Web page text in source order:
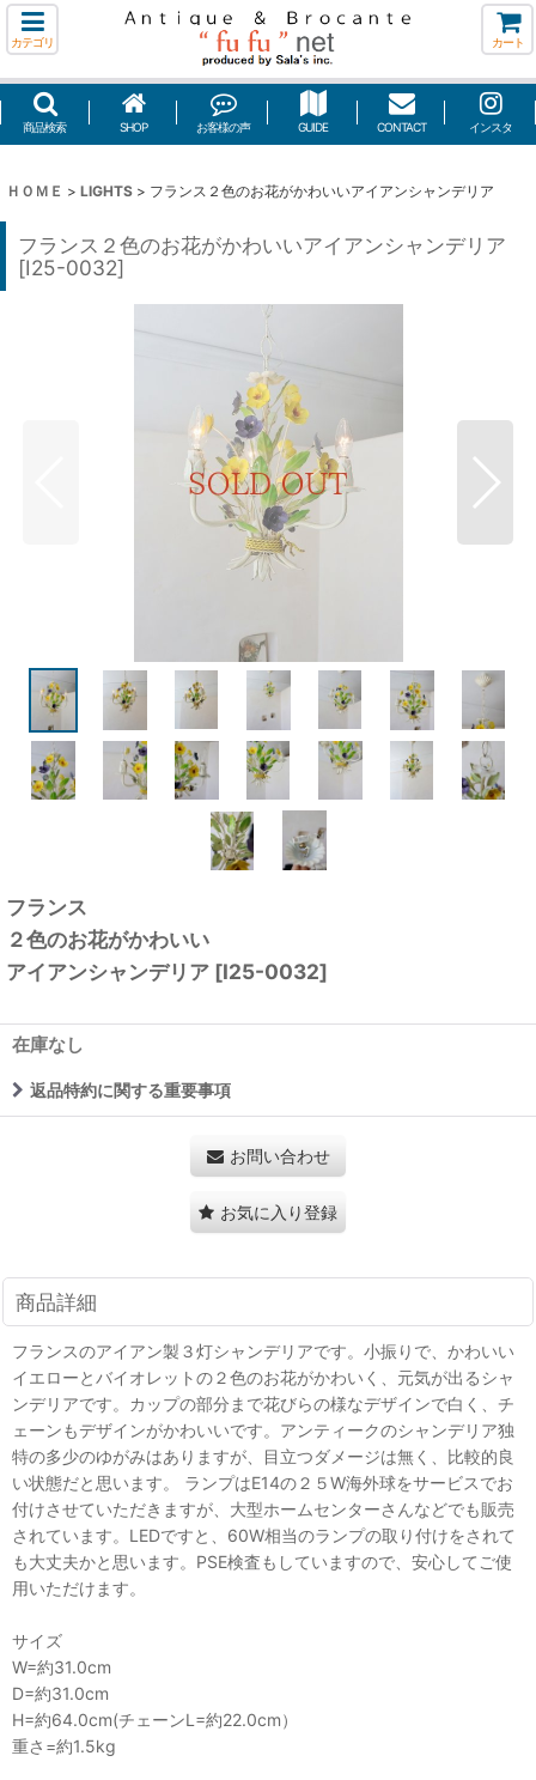
カテゴリ カート
商品検索 SHOP お客様の声 GUIDE CONTACT インスタ
ＨＯＭＥ > LIGHTS > フランス２色のお花がかわいいアイアンシャンデリア
フランス２色のお花がかわいいアイアンシャンデリア
[I25-0032]
フランス
２色のお花がかわいい
アイアンシャンデリア [I25-0032]
在庫なし
返品特約に関する重要事項
お問い合わせ
お気に入り登録
商品詳細
フランスのアイアン製３灯シャンデリアです。小振りで、かわいい
イエローとバイオレットの２色のお花がかわいく、元気が出るシャ
ンデリアです。カップの部分まで花びらの様なデザインで白く、チ
ェーンもデザインがかわいいです。アンティークのシャンデリア独
特の多少のゆがみはありますが、目立つダメージは無く、比較的良
い状態だと思います。 ランプはE14の２５W海外球をサービスでお
付けさせていただきますが、大型ホームセンターさんなどでも販売
されています。LEDですと、60W相当のランプの取り付けをされて
も大丈夫かと思います。PSE検査もしていますので、安心してご使
用いただけます。
サイズ
W=約31.0cm
D=約31.0cm
H=約64.0cm(チェーンL=約22.0cm）
重さ=約1.5kg